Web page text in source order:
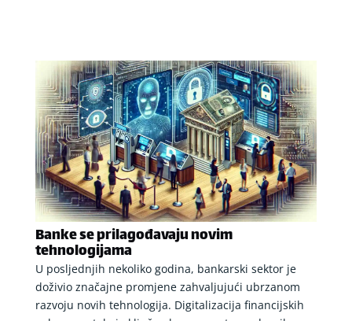
Banke se prilagođavaju novim
tehnologijama
U posljednjih nekoliko godina, bankarski sektor je
doživio značajne promjene zahvaljujući ubrzanom
razvoju novih tehnologija. Digitalizacija financijskih